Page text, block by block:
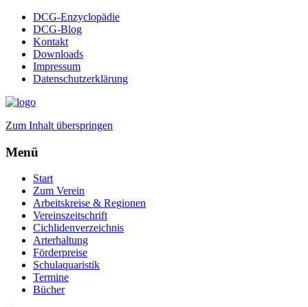
DCG-Enzyclopädie
DCG-Blog
Kontakt
Downloads
Impressum
Datenschutzerklärung
Zum Inhalt überspringen
Menü
Start
Zum Verein
Arbeitskreise & Regionen
Vereinszeitschrift
Cichlidenverzeichnis
Arterhaltung
Förderpreise
Schulaquaristik
Termine
Bücher